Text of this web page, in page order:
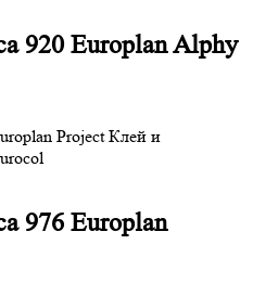
920 Europlan Alphy
976 Europlan